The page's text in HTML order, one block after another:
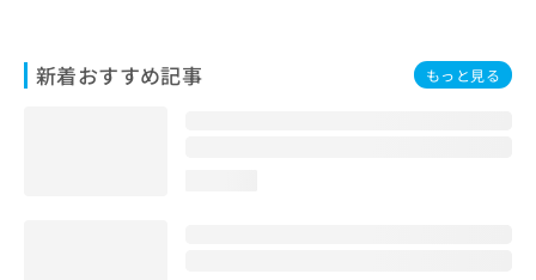
新着おすすめ記事 もっと見る
い
合